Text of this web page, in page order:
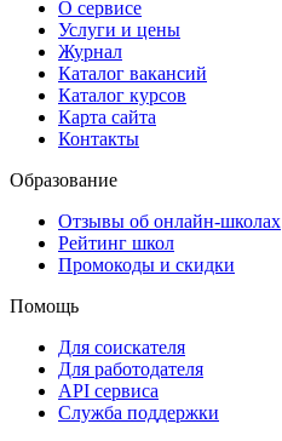
О сервисе
Услуги и цены
Журнал
Каталог вакансий
Каталог курсов
Карта сайта
Контакты
Образование
Отзывы об онлайн-школах
Рейтинг школ
Промокоды и скидки
Помощь
Для соискателя
Для работодателя
API сервиса
Служба поддержки